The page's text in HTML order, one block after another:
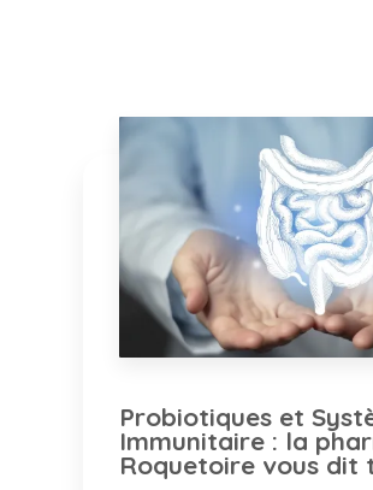
Probiotiques et
Immunitaire : la
Roquetoire vous dit